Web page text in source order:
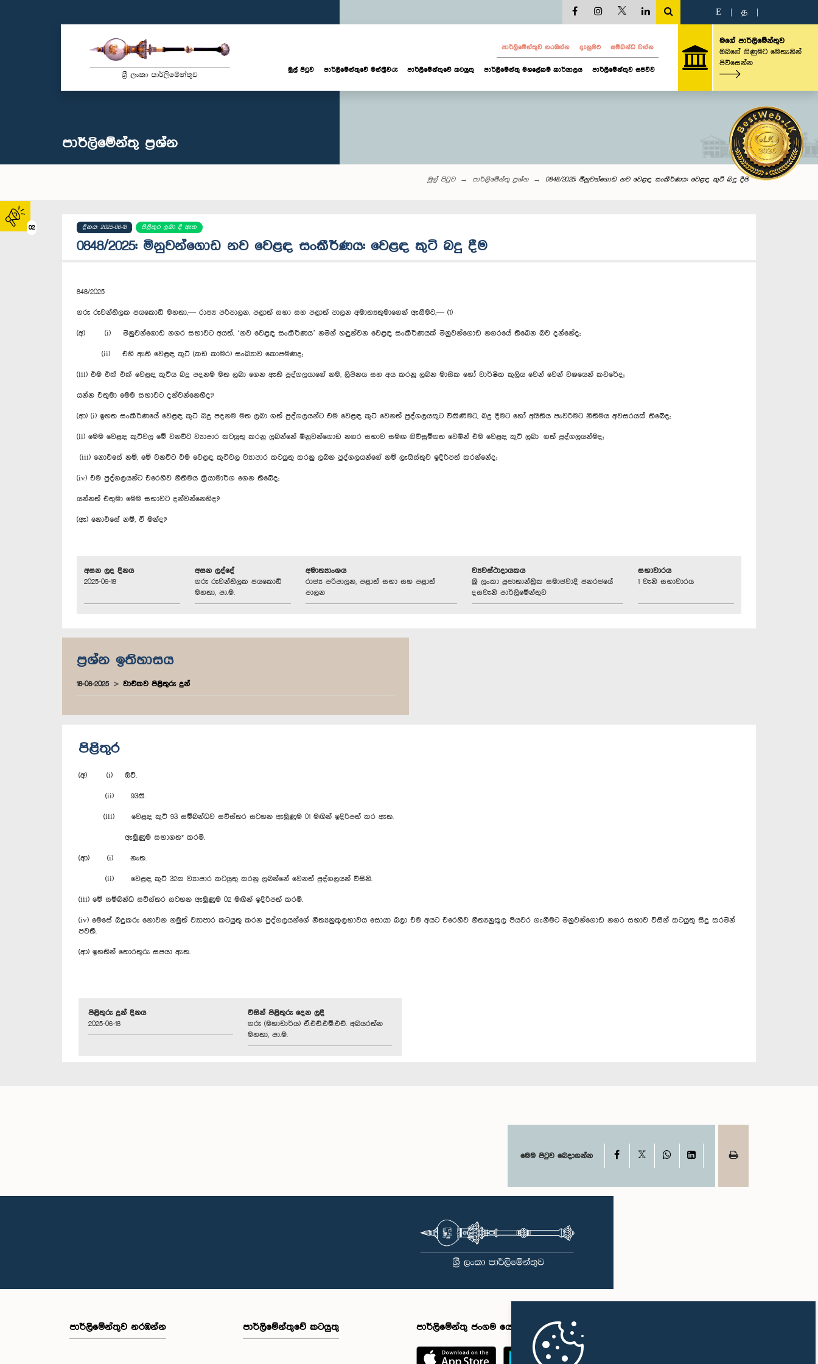
02
E த
පාර්ලි‌මේන්තුව නරඹන්න දැනුමට සම්බන්ධ වන්න
මුල් පිටුව පාර්ලි‌මේන්තුවේ මන්ත්‍රීවරු පාර්ලිමේන්තුවේ කටයුතු පාර්ලිමේන්තු මහලේකම් කාර්යාලය පාර්ලිමේන්තුව සජීවීව
මගේ පාර්ලිමේන්තුව
ඔබගේ ගිණුමට මෙතැනින්
පිවිසෙන්න
පාර්ලි‌මේන්තු‌ ප්‍රශ්න
මුල් පිටුව පාර්ලි‌මේන්තු‌ ප්‍රශ්න 0848/2025: මිනුවන්ගොඩ නව වෙළඳ සංකීර්ණය: වෙළ‍ඳ කුටි බදු දීම
දිනය: 2025-06-18 පිළිතුර ලබා දී ඇත
0848/2025: මිනුවන්ගොඩ නව වෙළඳ සංකීර්ණය: වෙළ‍ඳ කුටි බදු දීම
848/2025
ගරු රුවන්තිලක ජයකොඩි මහතා,— රාජ්‍ය පරිපාලන, පළාත් සභා සහ පළාත් පාලන අමාත්‍යතුමාගෙන් ඇසීමට,— (1)
(අ) (i) මිනුවන්ගොඩ නගර සභාවට අයත්, ‘නව වෙළඳ සංකීර්ණය’ නමින් හඳුන්වන වෙළඳ සංකීර්ණයක් මිනුවන්ගොඩ නගරයේ තිබෙන බව දන්නේද;
(ii) එහි ඇති වෙළඳ කුටි (කඩ කාමර) සංඛ්‍යාව කොපමණද;
‍(iii) එම එක් එක් වෙළඳ කුටිය බදු පදනම මත ලබා ගෙන ඇති පුද්ගලයාගේ ‍නම, ලිපිනය සහ අය කරනු ලබන මාසික හෝ වාර්ෂික කුලිය වෙන් වෙන් වශයෙන් කවරේද;
යන්න එතුමා මෙම සභාවට දන්වන්නෙහිද?
(ආ) (i) ඉහත සංකීර්ණයේ වෙළඳ කුටි බදු පදනම මත ලබා ගත් පුද්ගලයන්ට එම වෙළඳ කුටි වෙනත් පුද්ගලයකුට විකිණීමට, බදු දීමට හෝ අයිතිය පැවරීමට නීතිමය අවසරයක් තිබේද;
(ii) මෙම වෙළඳ කුටිවල මේ වනවිට ව්‍යාපාර කටයුතු කරනු ලබන්නේ මිනුවන්ගොඩ නගර සභාව සමඟ ගිවිසුම්ගත වෙමින් එම වෙළඳ කුටි ලබා ගත් පුද්ගලයන්මද;
‍ (iii) නොඑසේ නම්, මේ වනවිට එම වෙළඳ කුටිවල ව්‍යාපාර කටයුතු කරනු ලබන පුද්ගලයන්ගේ නම් ලැයිස්තුව ඉදිරිපත් කරන්නේද;
(iv) එම පුද්ගලයන්ට එරෙහිව නීතිමය ක්‍රියාමාර්ග ගෙන තිබේද;
යන්නත් එතුමා මෙම සභාවට දන්වන්නෙහිද?
(ඇ) නොඑසේ නම්, ඒ මන්ද?
අසන ලද දිනය
2025-06-18
අසන ලද්දේ
ගරු රුවන්තිලක ජයකොඩි
මහතා, පා.ම.
අමාත්‍යාංශය
රාජ්‍ය පරිපාලන, පළාත් සභා සහ පළාත්
පාලන
ව්‍යවස්ථාදායකය
ශ්‍රී ලංකා ප්‍රජාතාන්ත්‍රික සමාජවාදී ජනරජයේ
දසවැනි පාර්ලිමේන්තුව
සභාවාරය
1 වැනි සභාවාරය
ප්‍රශ්න ඉතිහාසය
18-06-2025 වාචිකව පිළිතුරු දුන්
පිළිතුර
(අ) (i) ඔව්.
(ii) 93කි.
(iii) වෙළඳ කුටි 93 සම්බන්ධව සවිස්තර සටහන ඇමුණුම 01 මඟින් ඉදිරිපත් කර ඇත.
ඇමුණුම සභාගත* කරමි.
(ආ) (i) නැත.
(ii) වෙළඳ කුටි 32ක ව්‍යාපාර කටයුතු කරනු ලබන්නේ වෙනත් පුද්ගලයන් විසිනි.
(iii) මේ සම්බන්ධ සවිස්තර සටහන ඇමුණුම 02 මඟින් ඉදිරිපත් කරමි.
(iv) මෙසේ බදුකරු නොවන නමුත් ව්‍යාපාර කටයුතු කරන පුද්ගලයන්ගේ නීත්‍යනුකූලභාවය සොයා බලා එම අයට එරෙහිව නීත්‍යනුකූල පියවර ගැනීමට මිනුවන්ගොඩ නගර සභාව විසින් කටයුතු සිදු කරමින්
පවතී.
(ආ) ඉහතින් තොරතුරු සපයා ඇත.
පිළිතුරු දුන් දිනය
2025-06-18
විසින් පිළිතුරු දෙන ලදී
ගරු (මහාචාර්ය) ඒ.එච්.එම්.එච්. අබයරත්න
මහතා, පා.ම.
මෙම පිටුව බෙදාගන්න Facebook WhatsAppLinkedIn
පාර්ලි‌මේන්තුව නරඹන්න පාර්ලිමේන්තුවේ කටයුතු පාර්ලිමේන්තු ජංගම යෙදුම